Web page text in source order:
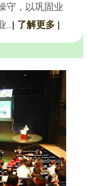
守，以巩固业
...| 了解更多 |